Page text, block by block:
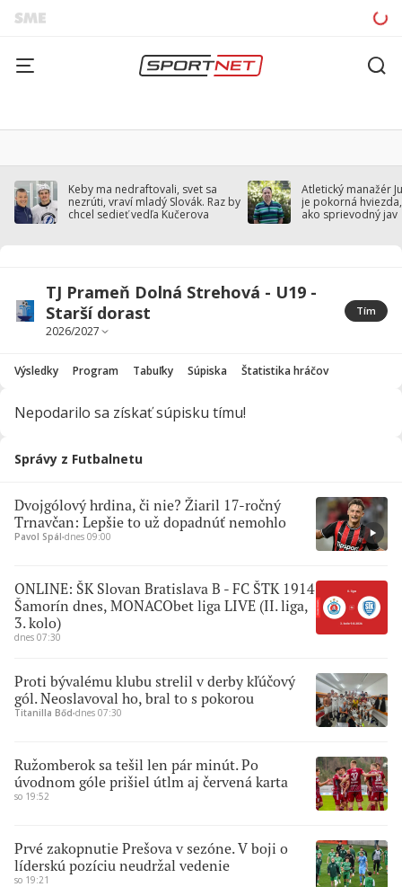
Keby ma nedraftovali, svet sa
nezrúti, vraví mladý Slovák. Raz by
chcel sedieť vedľa Kučerova
Atletický manažér
je pokorná
ako sprievodný jav
TJ Prameň Dolná Strehová - U19 -
Starší dorast
Tím
Výsledky Program Tabuľky Súpiska Štatistika hráčov
Nepodarilo sa získať súpisku tímu!
Správy z Futbalnetu
Dvojgólový hrdina, či nie? Žiaril 17-ročný
Trnavčan: Lepšie to už dopadnúť nemohlo
Pavol Spál∙dnes 09:00
ONLINE: ŠK Slovan Bratislava B - FC ŠTK 1914
Šamorín dnes, MONACObet liga LIVE (II. liga,
3. kolo)
dnes 07:30
Proti bývalému klubu strelil v derby kľúčový
gól. Neoslavoval ho, bral to s pokorou
Titanilla Bőd∙dnes 07:30
Ružomberok sa tešil len pár minút. Po
úvodnom góle prišiel útlm aj červená karta
so 19:52
Prvé zakopnutie Prešova v sezóne. V boji o
líderskú pozíciu neudržal vedenie
so 19:21